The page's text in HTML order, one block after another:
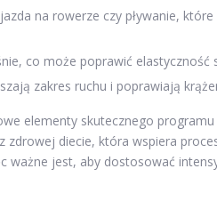
na rowerze czy pływanie,
co może poprawić elastyczność
zakres ruchu i poprawiają
elementy skutecznego
diecie, która wspiera
ważne jest, aby dostosować